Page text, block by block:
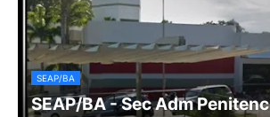
SEAP/BA
SEAP/BA - Sec Adm